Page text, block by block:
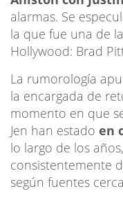
alarmas. Se
la que fue una de
Hollywood: Brad
La rumorología
la encargada de
momento en que
Jen han estado en
lo largo de los
consistentemente
según fuentes